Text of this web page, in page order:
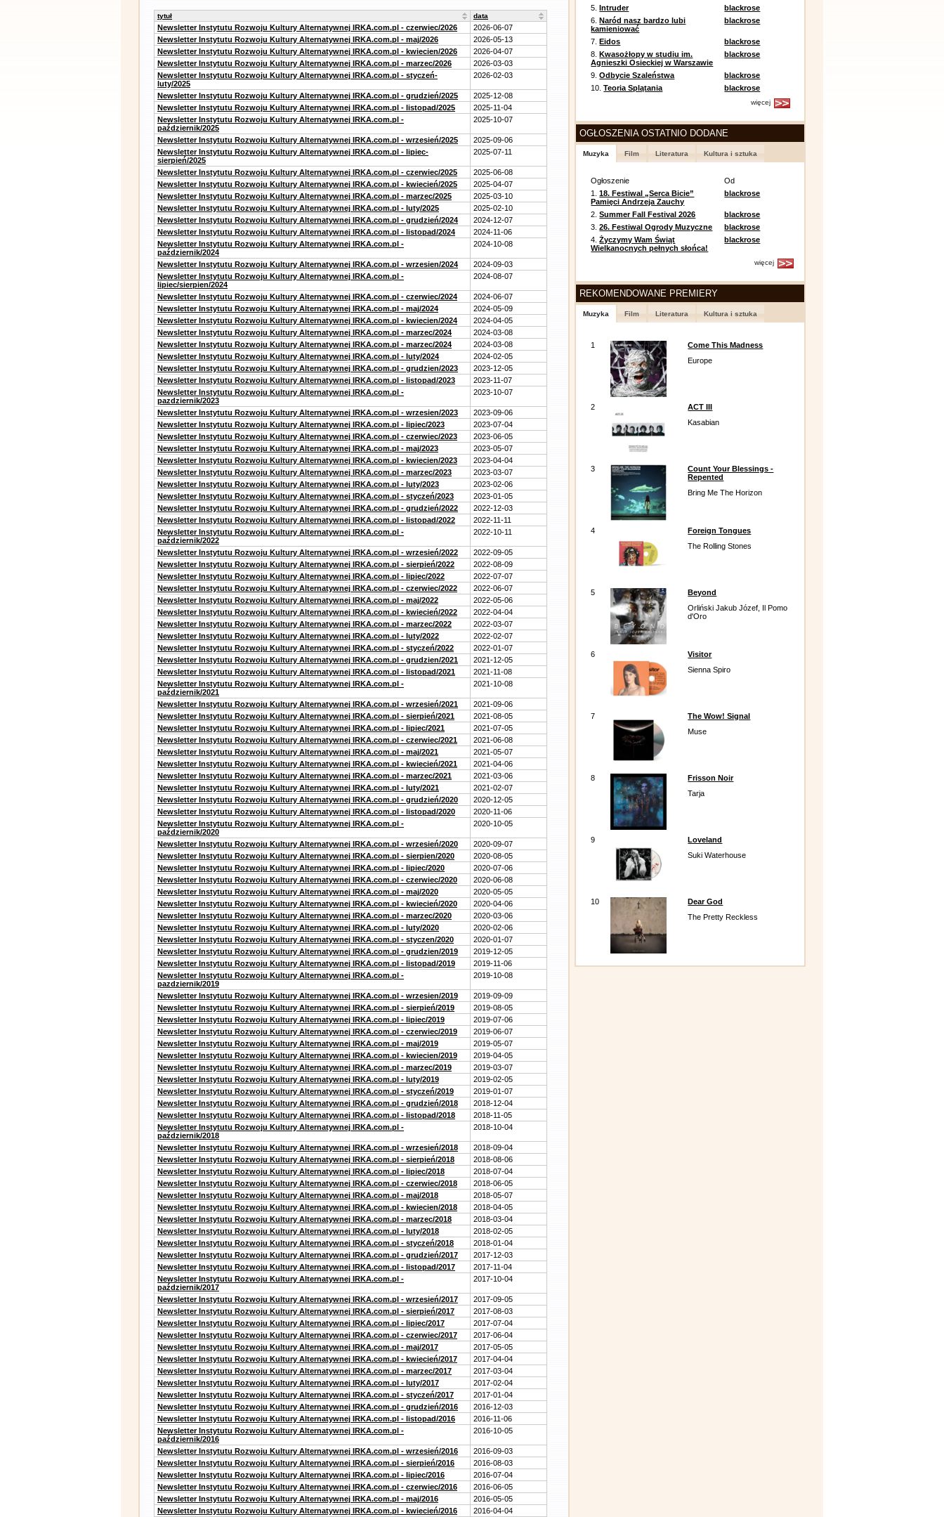
tytuł data
Newsletter Instytutu Rozwoju Kultury Alternatywnej IRKA.com.pl - czerwiec/2026
2026-06-07
Newsletter Instytutu Rozwoju Kultury Alternatywnej IRKA.com.pl - maj/2026
2026-05-13
Newsletter Instytutu Rozwoju Kultury Alternatywnej IRKA.com.pl - kwiecien/2026
2026-04-07
Newsletter Instytutu Rozwoju Kultury Alternatywnej IRKA.com.pl - marzec/2026
2026-03-03
Newsletter Instytutu Rozwoju Kultury Alternatywnej IRKA.com.pl - styczeń-
luty/2025
2026-02-03
Newsletter Instytutu Rozwoju Kultury Alternatywnej IRKA.com.pl - grudzień/2025
2025-12-08
Newsletter Instytutu Rozwoju Kultury Alternatywnej IRKA.com.pl - listopad/2025
2025-11-04
Newsletter Instytutu Rozwoju Kultury Alternatywnej IRKA.com.pl -
październik/2025
2025-10-07
Newsletter Instytutu Rozwoju Kultury Alternatywnej IRKA.com.pl - wrzesień/2025
2025-09-06
Newsletter Instytutu Rozwoju Kultury Alternatywnej IRKA.com.pl - lipiec-
sierpień/2025
2025-07-11
Newsletter Instytutu Rozwoju Kultury Alternatywnej IRKA.com.pl - czerwiec/2025
2025-06-08
Newsletter Instytutu Rozwoju Kultury Alternatywnej IRKA.com.pl - kwiecień/2025
2025-04-07
Newsletter Instytutu Rozwoju Kultury Alternatywnej IRKA.com.pl - marzec/2025
2025-03-10
Newsletter Instytutu Rozwoju Kultury Alternatywnej IRKA.com.pl - luty/2025
2025-02-10
Newsletter Instytutu Rozwoju Kultury Alternatywnej IRKA.com.pl - grudzień/2024
2024-12-07
Newsletter Instytutu Rozwoju Kultury Alternatywnej IRKA.com.pl - listopad/2024
2024-11-06
Newsletter Instytutu Rozwoju Kultury Alternatywnej IRKA.com.pl -
październik/2024
2024-10-08
Newsletter Instytutu Rozwoju Kultury Alternatywnej IRKA.com.pl - wrzesien/2024
2024-09-03
Newsletter Instytutu Rozwoju Kultury Alternatywnej IRKA.com.pl -
lipiec/sierpien/2024
2024-08-07
Newsletter Instytutu Rozwoju Kultury Alternatywnej IRKA.com.pl - czerwiec/2024
2024-06-07
Newsletter Instytutu Rozwoju Kultury Alternatywnej IRKA.com.pl - maj/2024
2024-05-09
Newsletter Instytutu Rozwoju Kultury Alternatywnej IRKA.com.pl - kwiecien/2024
2024-04-05
Newsletter Instytutu Rozwoju Kultury Alternatywnej IRKA.com.pl - marzec/2024
2024-03-08
Newsletter Instytutu Rozwoju Kultury Alternatywnej IRKA.com.pl - marzec/2024
2024-03-08
Newsletter Instytutu Rozwoju Kultury Alternatywnej IRKA.com.pl - luty/2024
2024-02-05
Newsletter Instytutu Rozwoju Kultury Alternatywnej IRKA.com.pl - grudzien/2023
2023-12-05
Newsletter Instytutu Rozwoju Kultury Alternatywnej IRKA.com.pl - listopad/2023
2023-11-07
Newsletter Instytutu Rozwoju Kultury Alternatywnej IRKA.com.pl -
pazdziernik/2023
2023-10-07
Newsletter Instytutu Rozwoju Kultury Alternatywnej IRKA.com.pl - wrzesien/2023
2023-09-06
Newsletter Instytutu Rozwoju Kultury Alternatywnej IRKA.com.pl - lipiec/2023
2023-07-04
Newsletter Instytutu Rozwoju Kultury Alternatywnej IRKA.com.pl - czerwiec/2023
2023-06-05
Newsletter Instytutu Rozwoju Kultury Alternatywnej IRKA.com.pl - maj/2023
2023-05-07
Newsletter Instytutu Rozwoju Kultury Alternatywnej IRKA.com.pl - kwiecien/2023
2023-04-04
Newsletter Instytutu Rozwoju Kultury Alternatywnej IRKA.com.pl - marzec/2023
2023-03-07
Newsletter Instytutu Rozwoju Kultury Alternatywnej IRKA.com.pl - luty/2023
2023-02-06
Newsletter Instytutu Rozwoju Kultury Alternatywnej IRKA.com.pl - styczeń/2023
2023-01-05
Newsletter Instytutu Rozwoju Kultury Alternatywnej IRKA.com.pl - grudzień/2022
2022-12-03
Newsletter Instytutu Rozwoju Kultury Alternatywnej IRKA.com.pl - listopad/2022
2022-11-11
Newsletter Instytutu Rozwoju Kultury Alternatywnej IRKA.com.pl -
październik/2022
2022-10-11
Newsletter Instytutu Rozwoju Kultury Alternatywnej IRKA.com.pl - wrzesień/2022
2022-09-05
Newsletter Instytutu Rozwoju Kultury Alternatywnej IRKA.com.pl - sierpień/2022
2022-08-09
Newsletter Instytutu Rozwoju Kultury Alternatywnej IRKA.com.pl - lipiec/2022
2022-07-07
Newsletter Instytutu Rozwoju Kultury Alternatywnej IRKA.com.pl - czerwiec/2022
2022-06-07
Newsletter Instytutu Rozwoju Kultury Alternatywnej IRKA.com.pl - maj/2022
2022-05-06
Newsletter Instytutu Rozwoju Kultury Alternatywnej IRKA.com.pl - kwiecień/2022
2022-04-04
Newsletter Instytutu Rozwoju Kultury Alternatywnej IRKA.com.pl - marzec/2022
2022-03-07
Newsletter Instytutu Rozwoju Kultury Alternatywnej IRKA.com.pl - luty/2022
2022-02-07
Newsletter Instytutu Rozwoju Kultury Alternatywnej IRKA.com.pl - styczeń/2022
2022-01-07
Newsletter Instytutu Rozwoju Kultury Alternatywnej IRKA.com.pl - grudzien/2021
2021-12-05
Newsletter Instytutu Rozwoju Kultury Alternatywnej IRKA.com.pl - listopad/2021
2021-11-08
Newsletter Instytutu Rozwoju Kultury Alternatywnej IRKA.com.pl -
październik/2021
2021-10-08
Newsletter Instytutu Rozwoju Kultury Alternatywnej IRKA.com.pl - wrzesień/2021
2021-09-06
Newsletter Instytutu Rozwoju Kultury Alternatywnej IRKA.com.pl - sierpień/2021
2021-08-05
Newsletter Instytutu Rozwoju Kultury Alternatywnej IRKA.com.pl - lipiec/2021
2021-07-05
Newsletter Instytutu Rozwoju Kultury Alternatywnej IRKA.com.pl - czerwiec/2021
2021-06-08
Newsletter Instytutu Rozwoju Kultury Alternatywnej IRKA.com.pl - maj/2021
2021-05-07
Newsletter Instytutu Rozwoju Kultury Alternatywnej IRKA.com.pl - kwiecień/2021
2021-04-06
Newsletter Instytutu Rozwoju Kultury Alternatywnej IRKA.com.pl - marzec/2021
2021-03-06
Newsletter Instytutu Rozwoju Kultury Alternatywnej IRKA.com.pl - luty/2021
2021-02-07
Newsletter Instytutu Rozwoju Kultury Alternatywnej IRKA.com.pl - grudzień/2020
2020-12-05
Newsletter Instytutu Rozwoju Kultury Alternatywnej IRKA.com.pl - listopad/2020
2020-11-06
Newsletter Instytutu Rozwoju Kultury Alternatywnej IRKA.com.pl -
październik/2020
2020-10-05
Newsletter Instytutu Rozwoju Kultury Alternatywnej IRKA.com.pl - wrzesień/2020
2020-09-07
Newsletter Instytutu Rozwoju Kultury Alternatywnej IRKA.com.pl - sierpien/2020
2020-08-05
Newsletter Instytutu Rozwoju Kultury Alternatywnej IRKA.com.pl - lipiec/2020
2020-07-06
Newsletter Instytutu Rozwoju Kultury Alternatywnej IRKA.com.pl - czerwiec/2020
2020-06-08
Newsletter Instytutu Rozwoju Kultury Alternatywnej IRKA.com.pl - maj/2020
2020-05-05
Newsletter Instytutu Rozwoju Kultury Alternatywnej IRKA.com.pl - kwiecień/2020
2020-04-06
Newsletter Instytutu Rozwoju Kultury Alternatywnej IRKA.com.pl - marzec/2020
2020-03-06
Newsletter Instytutu Rozwoju Kultury Alternatywnej IRKA.com.pl - luty/2020
2020-02-06
Newsletter Instytutu Rozwoju Kultury Alternatywnej IRKA.com.pl - styczen/2020
2020-01-07
Newsletter Instytutu Rozwoju Kultury Alternatywnej IRKA.com.pl - grudzien/2019
2019-12-05
Newsletter Instytutu Rozwoju Kultury Alternatywnej IRKA.com.pl - listopad/2019
2019-11-06
Newsletter Instytutu Rozwoju Kultury Alternatywnej IRKA.com.pl -
pazdziernik/2019
2019-10-08
Newsletter Instytutu Rozwoju Kultury Alternatywnej IRKA.com.pl - wrzesien/2019
2019-09-09
Newsletter Instytutu Rozwoju Kultury Alternatywnej IRKA.com.pl - sierpień/2019
2019-08-05
Newsletter Instytutu Rozwoju Kultury Alternatywnej IRKA.com.pl - lipiec/2019
2019-07-06
Newsletter Instytutu Rozwoju Kultury Alternatywnej IRKA.com.pl - czerwiec/2019
2019-06-07
Newsletter Instytutu Rozwoju Kultury Alternatywnej IRKA.com.pl - maj/2019
2019-05-07
Newsletter Instytutu Rozwoju Kultury Alternatywnej IRKA.com.pl - kwiecien/2019
2019-04-05
Newsletter Instytutu Rozwoju Kultury Alternatywnej IRKA.com.pl - marzec/2019
2019-03-07
Newsletter Instytutu Rozwoju Kultury Alternatywnej IRKA.com.pl - luty/2019
2019-02-05
Newsletter Instytutu Rozwoju Kultury Alternatywnej IRKA.com.pl - styczeń/2019
2019-01-07
Newsletter Instytutu Rozwoju Kultury Alternatywnej IRKA.com.pl - grudzień/2018
2018-12-04
Newsletter Instytutu Rozwoju Kultury Alternatywnej IRKA.com.pl - listopad/2018
2018-11-05
Newsletter Instytutu Rozwoju Kultury Alternatywnej IRKA.com.pl -
październik/2018
2018-10-04
Newsletter Instytutu Rozwoju Kultury Alternatywnej IRKA.com.pl - wrzesień/2018
2018-09-04
Newsletter Instytutu Rozwoju Kultury Alternatywnej IRKA.com.pl - sierpień/2018
2018-08-06
Newsletter Instytutu Rozwoju Kultury Alternatywnej IRKA.com.pl - lipiec/2018
2018-07-04
Newsletter Instytutu Rozwoju Kultury Alternatywnej IRKA.com.pl - czerwiec/2018
2018-06-05
Newsletter Instytutu Rozwoju Kultury Alternatywnej IRKA.com.pl - maj/2018
2018-05-07
Newsletter Instytutu Rozwoju Kultury Alternatywnej IRKA.com.pl - kwiecien/2018
2018-04-05
Newsletter Instytutu Rozwoju Kultury Alternatywnej IRKA.com.pl - marzec/2018
2018-03-04
Newsletter Instytutu Rozwoju Kultury Alternatywnej IRKA.com.pl - luty/2018
2018-02-05
Newsletter Instytutu Rozwoju Kultury Alternatywnej IRKA.com.pl - styczeń/2018
2018-01-04
Newsletter Instytutu Rozwoju Kultury Alternatywnej IRKA.com.pl - grudzień/2017
2017-12-03
Newsletter Instytutu Rozwoju Kultury Alternatywnej IRKA.com.pl - listopad/2017
2017-11-04
Newsletter Instytutu Rozwoju Kultury Alternatywnej IRKA.com.pl -
październik/2017
2017-10-04
Newsletter Instytutu Rozwoju Kultury Alternatywnej IRKA.com.pl - wrzesień/2017
2017-09-05
Newsletter Instytutu Rozwoju Kultury Alternatywnej IRKA.com.pl - sierpień/2017
2017-08-03
Newsletter Instytutu Rozwoju Kultury Alternatywnej IRKA.com.pl - lipiec/2017
2017-07-04
Newsletter Instytutu Rozwoju Kultury Alternatywnej IRKA.com.pl - czerwiec/2017
2017-06-04
Newsletter Instytutu Rozwoju Kultury Alternatywnej IRKA.com.pl - maj/2017
2017-05-05
Newsletter Instytutu Rozwoju Kultury Alternatywnej IRKA.com.pl - kwiecień/2017
2017-04-04
Newsletter Instytutu Rozwoju Kultury Alternatywnej IRKA.com.pl - marzec/2017
2017-03-04
Newsletter Instytutu Rozwoju Kultury Alternatywnej IRKA.com.pl - luty/2017
2017-02-04
Newsletter Instytutu Rozwoju Kultury Alternatywnej IRKA.com.pl - styczeń/2017
2017-01-04
Newsletter Instytutu Rozwoju Kultury Alternatywnej IRKA.com.pl - grudzień/2016
2016-12-03
Newsletter Instytutu Rozwoju Kultury Alternatywnej IRKA.com.pl - listopad/2016
2016-11-06
Newsletter Instytutu Rozwoju Kultury Alternatywnej IRKA.com.pl -
październik/2016
2016-10-05
Newsletter Instytutu Rozwoju Kultury Alternatywnej IRKA.com.pl - wrzesień/2016
2016-09-03
Newsletter Instytutu Rozwoju Kultury Alternatywnej IRKA.com.pl - sierpień/2016
2016-08-03
Newsletter Instytutu Rozwoju Kultury Alternatywnej IRKA.com.pl - lipiec/2016
2016-07-04
Newsletter Instytutu Rozwoju Kultury Alternatywnej IRKA.com.pl - czerwiec/2016
2016-06-05
Newsletter Instytutu Rozwoju Kultury Alternatywnej IRKA.com.pl - maj/2016
2016-05-05
Newsletter Instytutu Rozwoju Kultury Alternatywnej IRKA.com.pl - kwiecień/2016
2016-04-04
5.Intruder
blackrose
6.Naród nasz bardzo lubi
kamieniować
blackrose
7.Eidos
blackrose
8.Kwasożłopy w studiu im.
Agnieszki Osieckiej w Warszawie
blackrose
9.Odbycie Szaleństwa
blackrose
10.Teoria Splątania blackrose
więcej
OGŁOSZENIA OSTATNIO DODANE
Muzyka Film Literatura Kultura i sztuka
Ogłoszenie
Od
1.18. Festiwal „Serca Bicie”
Pamięci Andrzeja Zauchy
blackrose
2.Summer Fall Festival 2026
blackrose
3.26. Festiwal Ogrody Muzyczne
blackrose
4.Życzymy Wam Świąt
Wielkanocnych pełnych słońca!
blackrose
więcej
REKOMENDOWANE PREMIERY
Muzyka Film Literatura Kultura i sztuka
1
Come This Madness
Europe
2
ACT III
Kasabian
3
Count Your Blessings -
Repented
Bring Me The Horizon
4
Foreign Tongues
The Rolling Stones
5
Beyond
Orliński Jakub Józef, Il Pomo
d'Oro
6
Visitor
Sienna Spiro
7
The Wow! Signal
Muse
8
Frisson Noir
Tarja
9
Loveland
Suki Waterhouse
10
Dear God
The Pretty Reckless